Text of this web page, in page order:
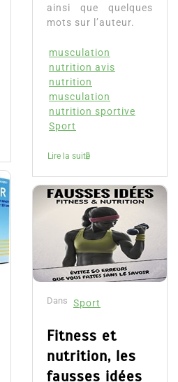
ainsi que quelques
mots sur l’auteur.
musculation
nutrition avis
nutrition
musculation
nutrition sportive
Sport
Lire la suite
Dans Sport
Fitness et
nutrition, les
fausses idées